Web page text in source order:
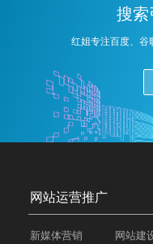
验和搜索引擎抓取效
高质量网站建立链接
和访问量。6，数据
解用户行为和搜索引
搜
红姐专注百度、谷
网站运营推广
新媒体营销
网站建